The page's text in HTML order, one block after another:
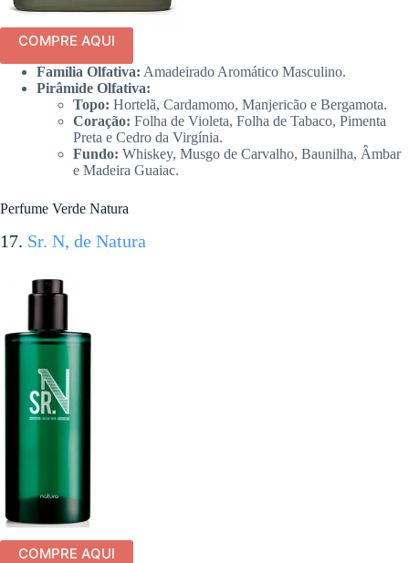
COMPRE AQUI
Família Olfativa: Amadeirado Aromático Masculino.
Pirâmide Olfativa:
Topo: Hortelã, Cardamomo, Manjericão e Bergamota.
Coração: Folha de Violeta, Folha de Tabaco, Pimenta
Preta e Cedro da Virgínia.
Fundo: Whiskey, Musgo de Carvalho, Baunilha, Âmbar
e Madeira Guaiac.
Perfume Verde Natura
17. Sr. N, de Natura
COMPRE AQUI